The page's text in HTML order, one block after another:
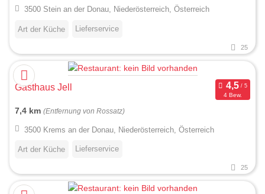
3500 Stein an der Donau, Niederösterreich, Österreich
Art der Küche Lieferservice
25
Gasthaus Jell
4 Bew.
7,4 km (Entfernung von Rossatz)
3500 Krems an der Donau, Niederösterreich, Österreich
Art der Küche Lieferservice
25